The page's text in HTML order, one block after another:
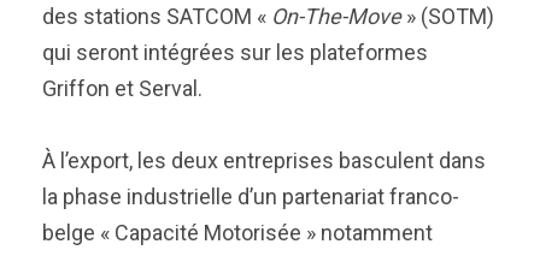
des stations SATCOM « On-The-Move» (SOTM)
qui seront intégrées sur les plateformes
Griffon et Serval.
À l’export, les deux entreprises basculent dans
la phase industrielle d’un partenariat franco-
belge « Capacité Motorisée » notamment